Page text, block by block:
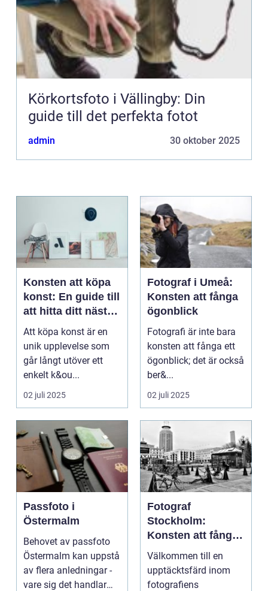
Körkortsfoto i Vällingby: Din
guide till det perfekta fotot
admin 30 oktober 2025
Konsten att köpa
konst: En guide till
att hitta ditt nästa
mästerverk
Att köpa konst är en
unik upplevelse som
går långt utöver ett
enkelt k&ou...
02 juli 2025
Fotograf i Umeå:
Konsten att fånga
ögonblick
Fotografi är inte bara
konsten att fånga ett
ögonblick; det är också
ber&...
02 juli 2025
Passfoto i
Östermalm
Behovet av passfoto
Östermalm kan uppstå
av flera anledningar -
vare sig det handlar
Fotograf
Stockholm:
Konsten att fånga
ögonblicket
Välkommen till en
upptäcktsfärd inom
fotografiens